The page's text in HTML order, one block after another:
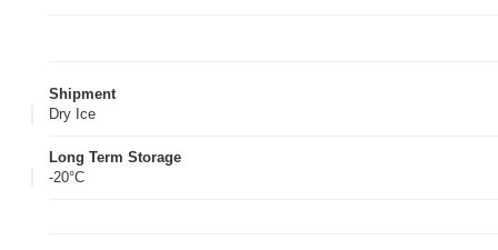
Shipment
Dry Ice
Long Term Storage
-20°C